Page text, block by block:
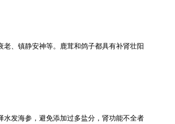
、镇静安神等。鹿茸和鸽子都具有补肾壮阳
发海参，避免添加过多盐分，肾功能不全者